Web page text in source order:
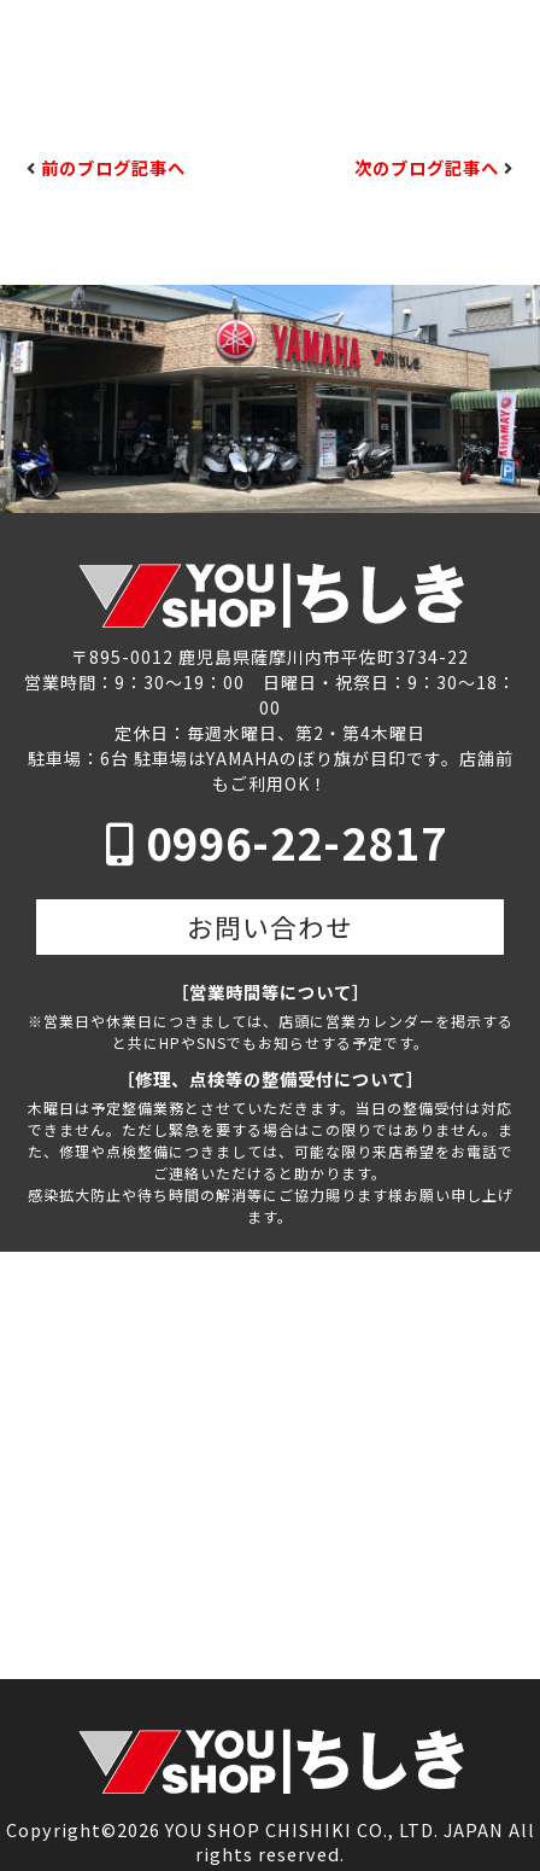
前のブログ記事へ 次のブログ記事へ
〒895-0012 鹿児島県薩摩川内市平佐町3734-22
営業時間：9：30～19：00 日曜日・祝祭日：9：30～18：
00
定休日：毎週水曜日、第2・第4木曜日
駐車場：6台 駐車場はYAMAHAのぼり旗が目印です。店舗前
もご利用OK！
0996-22-2817
お問い合わせ
［営業時間等について］
※営業日や休業日につきましては、店頭に営業カレンダーを掲示する
と共にHPやSNSでもお知らせする予定です。
［修理、点検等の整備受付について］
木曜日は予定整備業務とさせていただきます。当日の整備受付は対応
できません。ただし緊急を要する場合はこの限りではありません。ま
た、修理や点検整備につきましては、可能な限り来店希望をお電話で
ご連絡いただけると助かります。
感染拡大防止や待ち時間の解消等にご協力賜ります様お願い申し上げ
ます。
Copyright©2026 YOU SHOP CHISHIKI CO., LTD. JAPAN All
rights reserved.